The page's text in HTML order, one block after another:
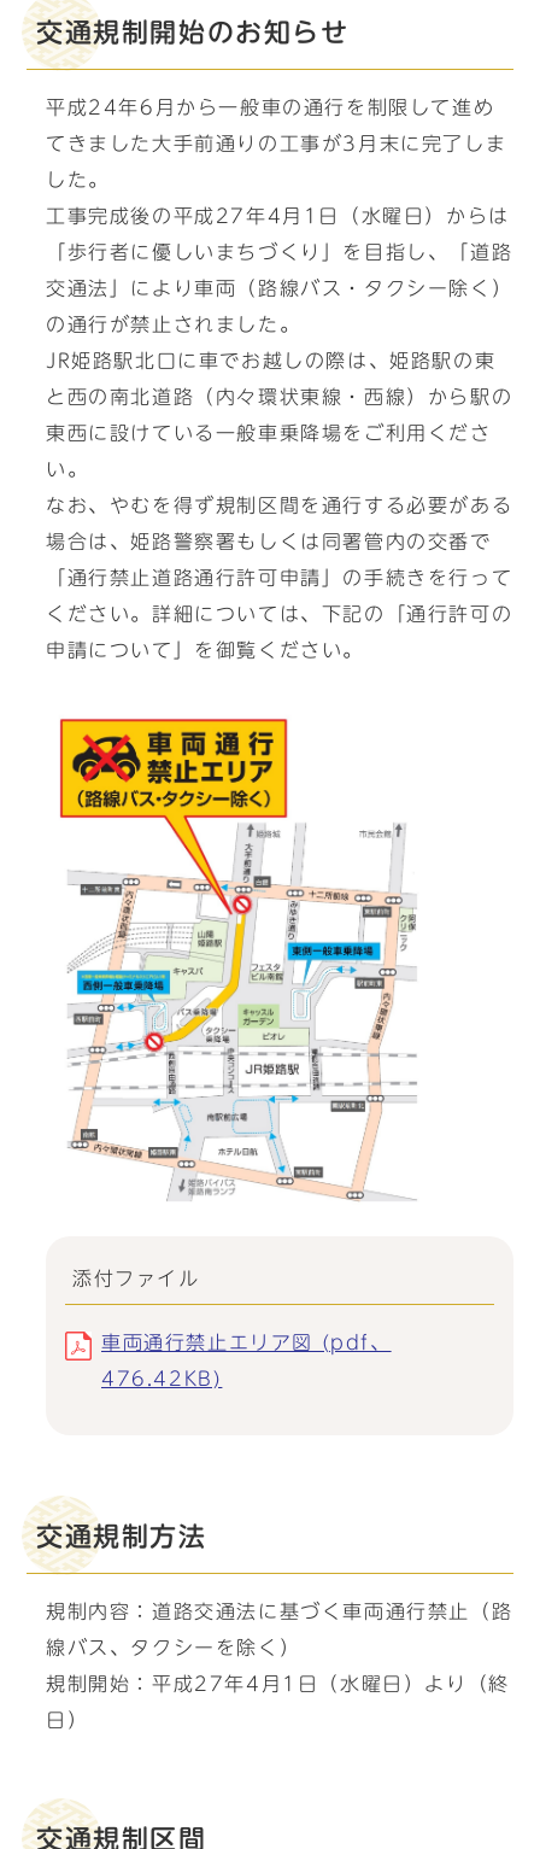
交通規制開始のお知らせ
平成24年6月から一般車の通行を制限して進め
てきました大手前通りの工事が3月末に完了しま
した。
工事完成後の平成27年4月1日（水曜日）からは
「歩行者に優しいまちづくり」を目指し、「道路
交通法」により車両（路線バス・タクシー除く）
の通行が禁止されました。
JR姫路駅北口に車でお越しの際は、姫路駅の東
と西の南北道路（内々環状東線・西線）から駅の
東西に設けている一般車乗降場をご利用くださ
い。
なお、やむを得ず規制区間を通行する必要がある
場合は、姫路警察署もしくは同署管内の交番で
「通行禁止道路通行許可申請」の手続きを行って
ください。詳細については、下記の「通行許可の
申請について」を御覧ください。
添付ファイル
車両通行禁止エリア図 (pdf、
476.42KB)
交通規制方法
規制内容：道路交通法に基づく車両通行禁止（路
線バス、タクシーを除く）
規制開始：平成27年4月1日（水曜日）より（終
日）
交通規制区間